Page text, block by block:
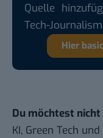
Quelle
Tech-
Hier
Du möchtest
KI, Green Tech